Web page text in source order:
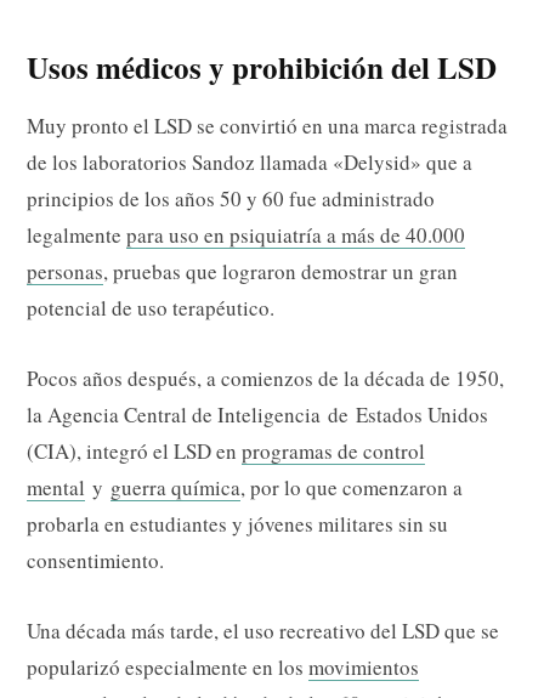
Usos médicos y prohibición del LSD
Muy pronto el LSD se convirtió en una marca registrada
de los laboratorios Sandoz llamada «Delysid» que a
principios de los años 50 y 60 fue administrado
legalmente para uso en psiquiatría a más de 40.000
personas, pruebas que lograron demostrar un gran
potencial de uso terapéutico.
Pocos años después, a comienzos de la década de 1950,
la Agencia Central de Inteligencia de Estados Unidos
(CIA), integró el LSD en programas de control
mental y guerra química, por lo que comenzaron a
probarla en estudiantes y jóvenes militares sin su
consentimiento.
Una década más tarde, el uso recreativo del LSD que se
popularizó especialmente en los movimientos